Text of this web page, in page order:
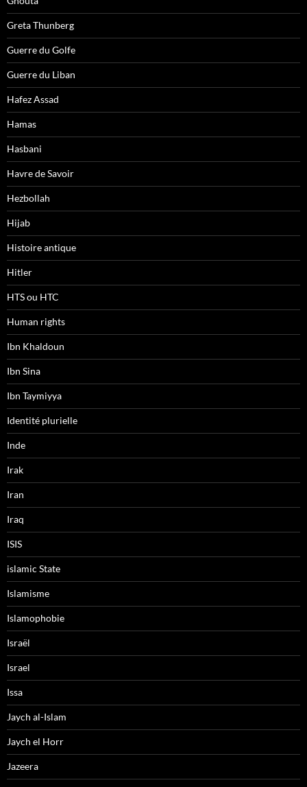
Greta Thunberg
Guerre du Golfe
Guerre du Liban
Hafez Assad
Hamas
Hasbani
Havre de Savoir
Hezbollah
Hijab
Histoire antique
Hitler
HTS ou HTC
Human rights
Ibn Khaldoun
Ibn Sina
Ibn Taymiyya
Identité plurielle
Inde
Irak
Iran
Iraq
ISIS
islamic State
Islamisme
Islamophobie
Israël
Israel
Issa
Jaych al-Islam
Jaych el Horr
Jazeera